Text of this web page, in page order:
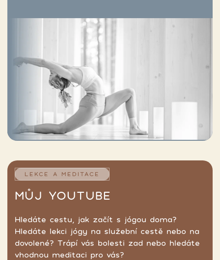
LEKCE A MEDITACE
MŮJ YOUTUBE
Hledáte cestu, jak začít s jógou doma?
Hledáte lekci jógy na služební cestě nebo na
dovolené? Trápí vás bolesti zad nebo hledáte
vhodnou meditaci pro vás?